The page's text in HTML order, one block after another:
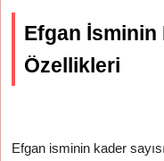
Efgan İsminin
Özellikleri
Efgan isminin kader